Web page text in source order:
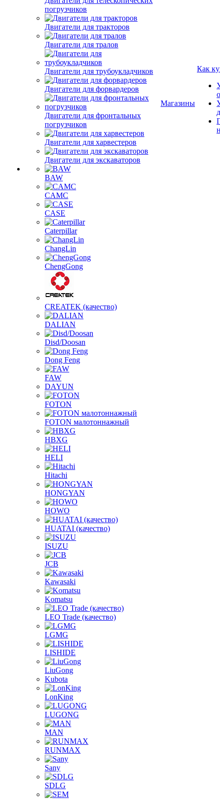
погрузчиков
Двигатели для тракторов
Двигатели для тралов
Двигатели для трубоукладчиков
Двигатели для форвардеров
Двигатели для фронтальных
погрузчиков
Двигатели для харвестеров
Двигатели для экскаваторов
BAW
CAMC
CASE
Caterpillar
ChangLin
ChengGong
CREATEK (качество)
DALIAN
Disd/Doosan
Dong Feng
FAW
DAYUN
FOTON
FOTON малотоннажный
HBXG
HELI
Hitachi
HONGYAN
HOWO
HUATAI (качество)
ISUZU
JCB
Kawasaki
Komatsu
LEO Trade (качество)
LGMG
LISHIDE
LiuGong
Kubota
LonKing
LUGONG
MAN
RUNMAX
Sany
SDLG
Как